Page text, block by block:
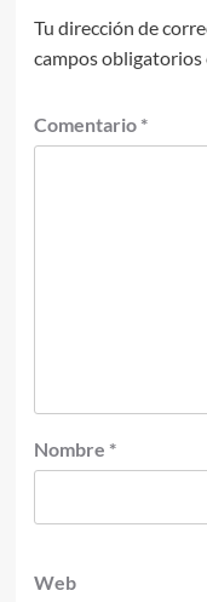
Tu dirección de
campos obligatorios
Comentario *
Nombre *
Web